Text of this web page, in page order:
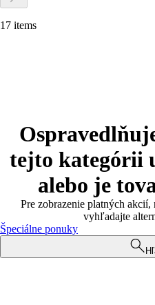
17 items
tejto kategórii
alebo je
Pre zobrazenie platných
vyhľadajte
Špeciálne ponuky